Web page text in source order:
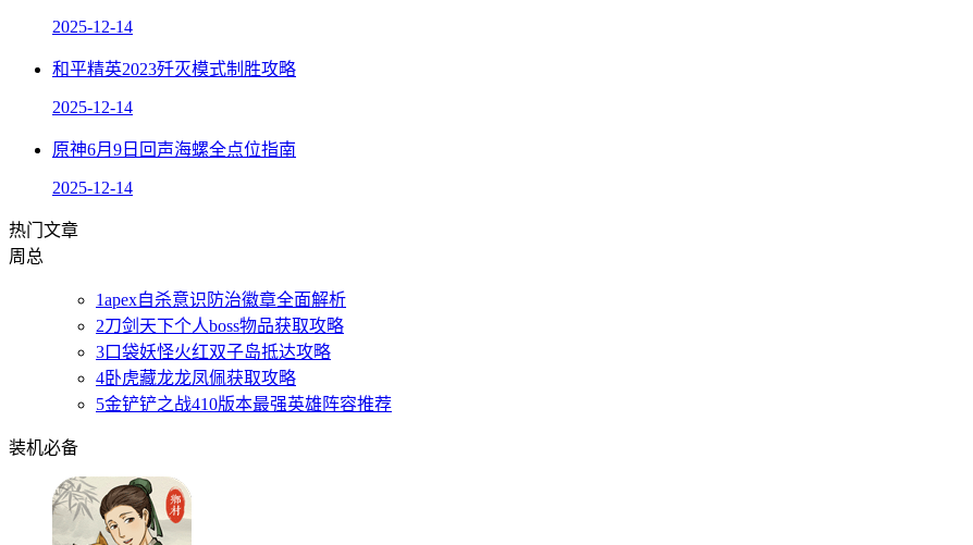
2025-12-14
和平精英2023歼灭模式制胜攻略
2025-12-14
原神6月9日回声海螺全点位指南
2025-12-14
热门文章
周 总
1apex自杀意识防治徽章全面解析
2刀剑天下个人boss物品获取攻略
3口袋妖怪火红双子岛抵达攻略
4卧虎藏龙龙凤佩获取攻略
5金铲铲之战410版本最强英雄阵容推荐
装机必备